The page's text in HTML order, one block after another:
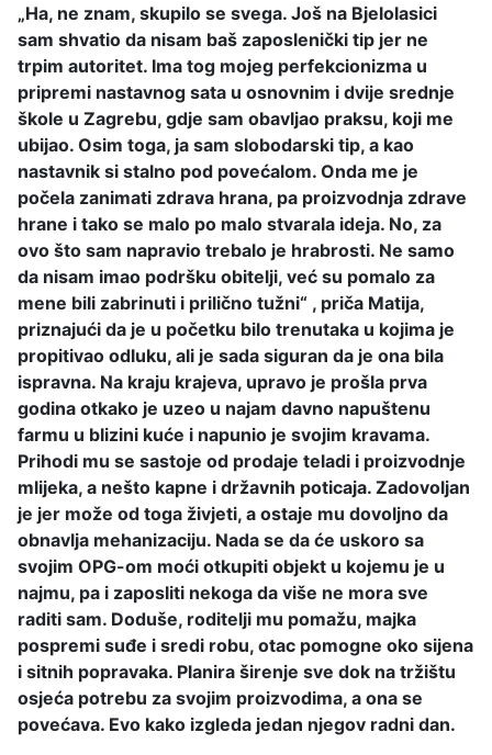
„Ha, ne znam, skupilo se svega. Još na Bjelolasici
sam shvatio da nisam baš zaposlenički tip jer ne
trpim autoritet. Ima tog mojeg perfekcionizma u
pripremi nastavnog sata u osnovnim i dvije srednje
škole u Zagrebu, gdje sam obavljao praksu, koji me
ubijao. Osim toga, ja sam slobodarski tip, a kao
nastavnik si stalno pod povećalom. Onda me je
počela zanimati zdrava hrana, pa proizvodnja zdrave
hrane i tako se malo po malo stvarala ideja. No, za
ovo što sam napravio trebalo je hrabrosti. Ne samo
da nisam imao podršku obitelji, već su pomalo za
mene bili zabrinuti i prilično tužni“ , priča Matija,
priznajući da je u početku bilo trenutaka u kojima je
propitivao odluku, ali je sada siguran da je ona bila
ispravna. Na kraju krajeva, upravo je prošla prva
godina otkako je uzeo u najam davno napuštenu
farmu u blizini kuće i napunio je svojim kravama.
Prihodi mu se sastoje od prodaje teladi i proizvodnje
mlijeka, a nešto kapne i državnih poticaja. Zadovoljan
je jer može od toga živjeti, a ostaje mu dovoljno da
obnavlja mehanizaciju. Nada se da će uskoro sa
svojim OPG-om moći otkupiti objekt u kojemu je u
najmu, pa i zaposliti nekoga da više ne mora sve
raditi sam. Doduše, roditelji mu pomažu, majka
pospremi suđe i sredi robu, otac pomogne oko sijena
i sitnih popravaka. Planira širenje sve dok na tržištu
osjeća potrebu za svojim proizvodima, a ona se
povećava. Evo kako izgleda jedan njegov radni dan.